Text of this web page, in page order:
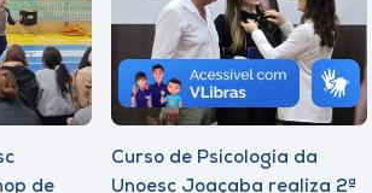
de
Curso de Psicologia da
Unoesc Joaçaba realiza 2ª